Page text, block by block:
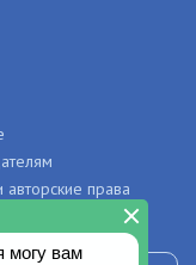
авторские права